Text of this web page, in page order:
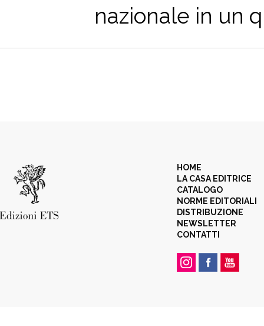
nazionale in un
HOME
LA CASA EDITRICE
CATALOGO
NORME EDITORIALI
DISTRIBUZIONE
NEWSLETTER
CONTATTI